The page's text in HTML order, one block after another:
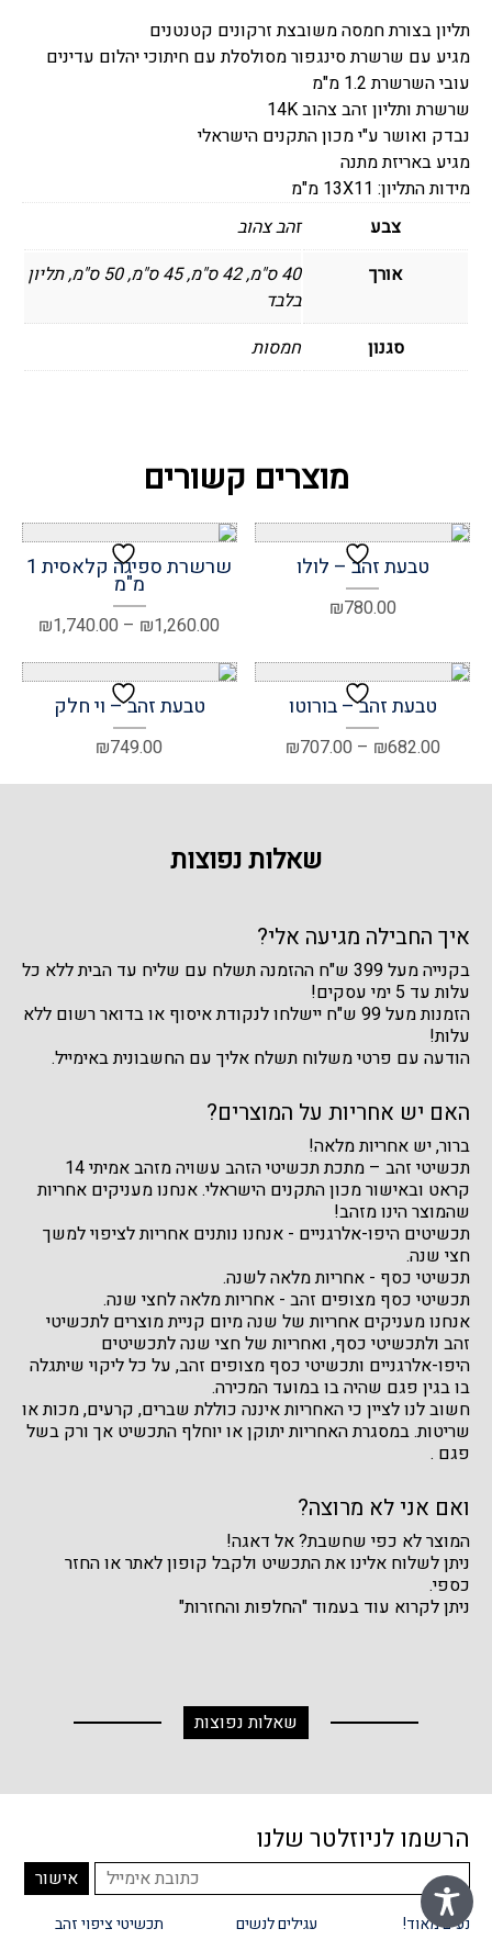
משובצת
בינונית
תליון בצורת חמסה משובצת זרקונים קטנטנים
מגיע עם שרשרת סינגפור מסולסלת עם חיתוכי יהלום עדינים
עובי השרשרת 1.2 מ"מ
שרשרת ותליון זהב צהוב 14K
נבדק ואושר ע"י מכון התקנים הישראלי
מגיע באריזת מתנה
מידות התליון: 13X11 מ"מ
צבע
זהב צהוב
אורך
40 ס"מ, 42 ס"מ, 45 ס"מ, 50 ס"מ, תליון
בלבד
סגנון
חמסות
מוצרים קשורים
טבעת זהב – לולו
₪780.00
שרשרת ספיגה קלאסית 1
מ"מ
₪1,260.00
–
₪1,740.00 טווח
עד
טבעת זהב – בורוטו
₪682.00
–
₪707.00
⁦₪682.00⁩
עד
טבעת זהב – וי חלק
₪749.00
שאלות נפוצות
איך החבילה מגיעה אלי?
בקנייה מעל 399 ש"ח ההזמנה תשלח עם שליח עד הבית ללא כל
עלות עד 5 ימי עסקים!
הזמנות מעל 99 ש"ח יישלחו לנקודת איסוף או בדואר רשום ללא
עלות!
הודעה עם פרטי משלוח תשלח אליך עם החשבונית באימייל.
האם יש אחריות על המוצרים?
ברור, יש אחריות מלאה!
תכשיטי זהב – מתכת תכשיטי הזהב עשויה מזהב אמיתי 14
קראט ובאישור מכון התקנים הישראלי. אנחנו מעניקים אחריות
שהמוצר הינו מזהב!
תכשיטים היפו-אלרגניים - אנחנו נותנים אחריות לציפוי למשך
חצי שנה.
תכשיטי כסף - אחריות מלאה לשנה.
תכשיטי כסף מצופים זהב - אחריות מלאה לחצי שנה.
אנחנו מעניקים אחריות של שנה מיום קניית מוצרים לתכשיטי
זהב ולתכשיטי כסף, ואחריות של חצי שנה לתכשיטים
היפו-אלרגניים ותכשיטי כסף מצופים זהב, על כל ליקוי שיתגלה
בו בגין פגם שהיה בו במועד המכירה.
חשוב לנו לציין כי האחריות איננה כוללת שברים, קרעים, מכות או
שריטות. במסגרת האחריות יתוקן או יוחלף התכשיט אך ורק בשל
פגם .
ואם אני לא מרוצה?
המוצר לא כפי שחשבת? אל דאגה!
ניתן לשלוח אלינו את התכשיט ולקבל קופון לאתר או החזר
כספי.
ניתן לקרוא עוד בעמוד "החלפות והחזרות"
שאלות נפוצות
הרשמו לניוזלטר שלנו
נעים מאוד!
עגילים לנשים
תכשיטי ציפוי זהב